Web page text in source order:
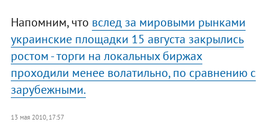
Напомним, что вслед за мировыми рынками
украинские площадки 15 августа закрылись
ростом - торги на локальных биржах
проходили менее волатильно, по сравнению с
зарубежными.
13 мая 2010, 17:57